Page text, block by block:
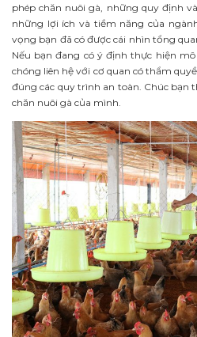
phép chăn nuôi gà, những quy định
những lợi ích và tiềm năng của
vọng bạn đã có được cái nhìn tổng
Nếu bạn đang có ý định thực hiện
chóng liên hệ với cơ quan có thẩm
đúng các quy trình an toàn. Chúc bạn
chăn nuôi gà của mình.